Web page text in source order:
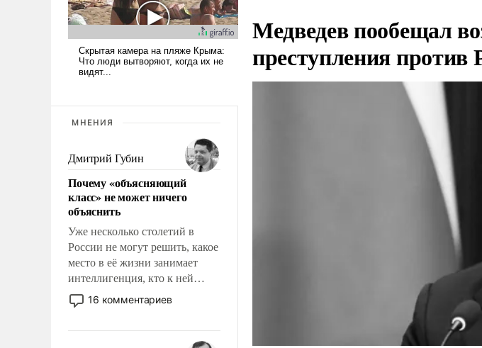
МНЕНИЯ
Дмитрий Губин
Почему «объясняющий
класс» не может ничего
объяснить
Уже несколько столетий в
России не могут решить, какое
место в её жизни занимает
интеллигенция, кто к ней
принадлежит, а кого из неё
исключили с правом
чем она отличается от просто
16 комментариев
Медведев пообещал
преступления против